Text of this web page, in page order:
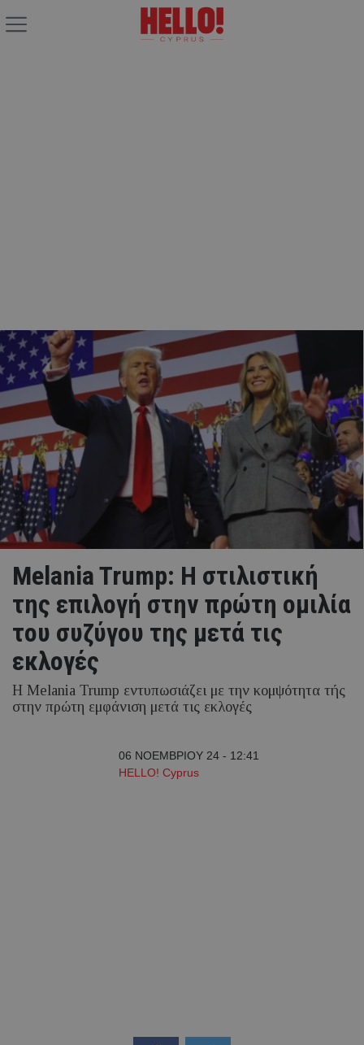
Melania Trump: Η στιλιστική
της επιλογή στην πρώτη ομιλία
του συζύγου της μετά τις
εκλογές
Η Melania Trump εντυπωσιάζει με την κομψότητα τής
στην πρώτη εμφάνιση μετά τις εκλογές
06 ΝΟΕΜΒΡΙΟΥ 24 - 12:41
HELLO! Cyprus